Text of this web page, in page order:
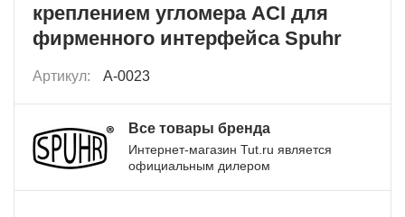
креплением угломера ACI для
фирменного интерфейса Spuhr
Артикул: A-0023
Все товары бренда
Интернет-магазин Tut.ru является
официальным дилером